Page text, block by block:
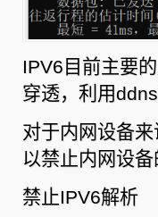
IPV6目前主要
穿透，利用
对于内网设备
以禁止内网设备
禁止IPV6解析